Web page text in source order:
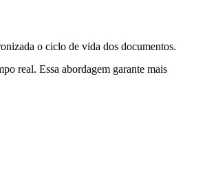
o ciclo de vida dos documentos.
real. Essa abordagem garante mais